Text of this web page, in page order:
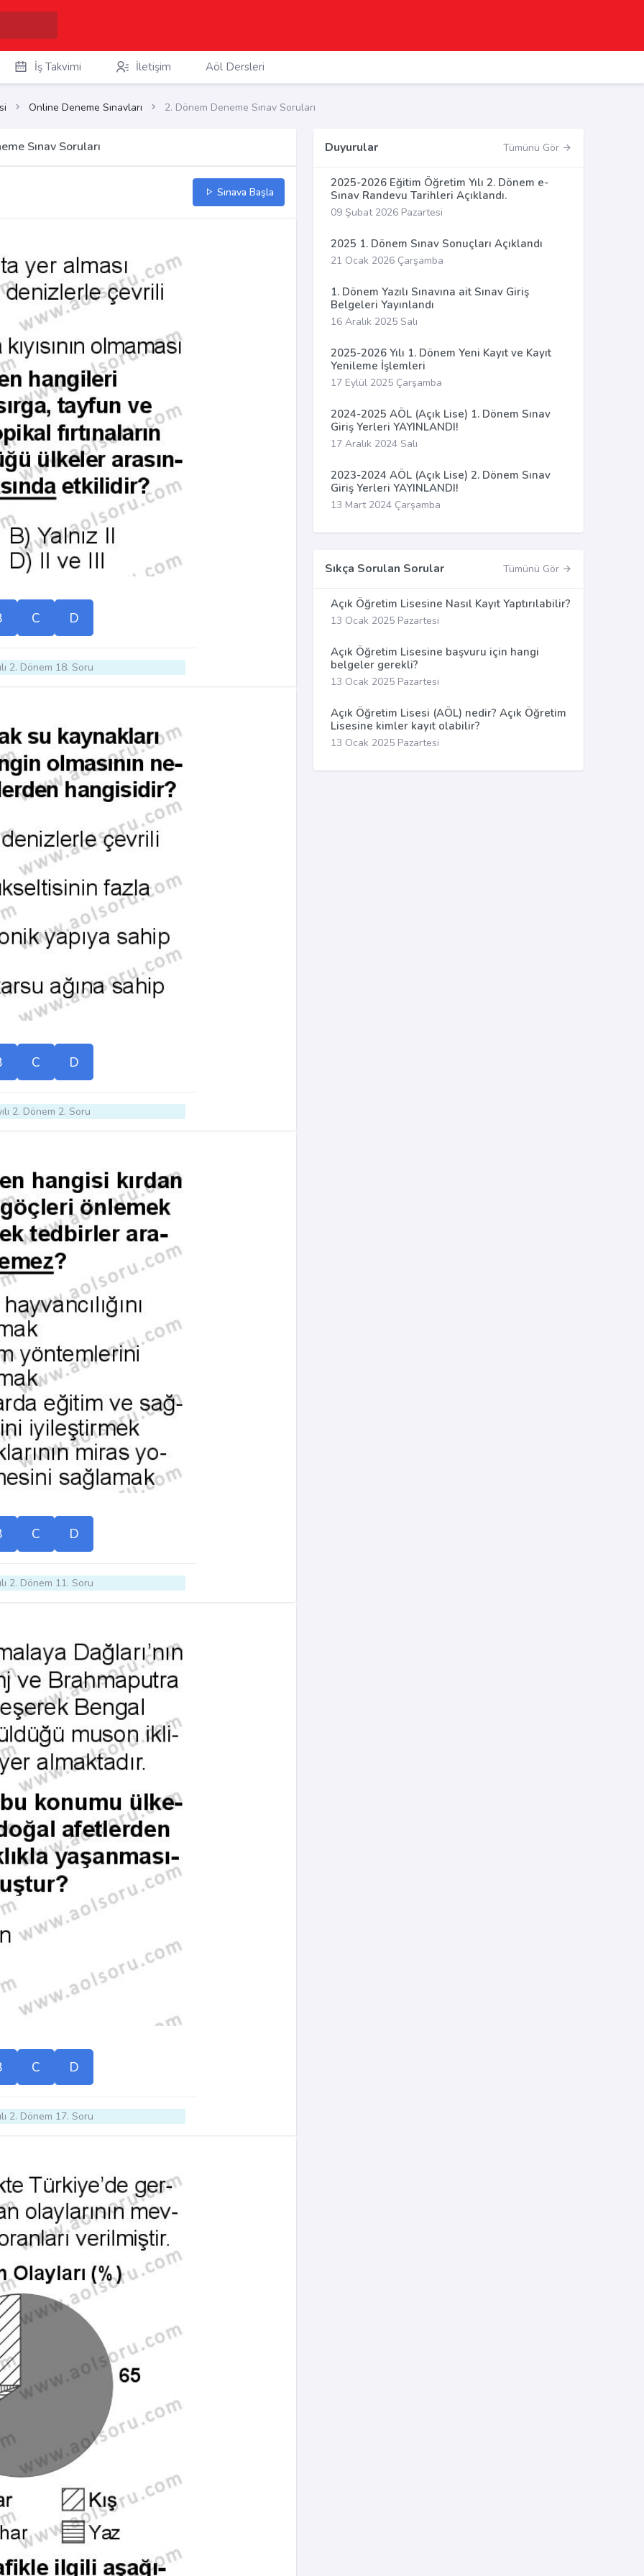
İş Takvimi İletişim Aöl Dersleri
Online Deneme Sınavları 2. Dönem Deneme Sınav Soruları
Sınav Soruları
Sınava Başla
C D
2. Dönem 18. Soru
C D
2. Dönem 2. Soru
C D
2. Dönem 11. Soru
C D
2. Dönem 17. Soru
Duyurular Tümünü Gör
2025-2026 Eğitim Öğretim Yılı 2. Dönem e-
Sınav Randevu Tarihleri Açıklandı.
09 Şubat 2026 Pazartesi
2025 1. Dönem Sınav Sonuçları Açıklandı
21 Ocak 2026 Çarşamba
1. Dönem Yazılı Sınavına ait Sınav Giriş
Belgeleri Yayınlandı
16 Aralık 2025 Salı
2025-2026 Yılı 1. Dönem Yeni Kayıt ve Kayıt
Yenileme İşlemleri
17 Eylül 2025 Çarşamba
2024-2025 AÖL (Açık Lise) 1. Dönem Sınav
Giriş Yerleri YAYINLANDI!
17 Aralık 2024 Salı
2023-2024 AÖL (Açık Lise) 2. Dönem Sınav
Giriş Yerleri YAYINLANDI!
13 Mart 2024 Çarşamba
Sıkça Sorulan Sorular Tümünü Gör
Açık Öğretim Lisesine Nasıl Kayıt Yaptırılabilir?
13 Ocak 2025 Pazartesi
Açık Öğretim Lisesine başvuru için hangi
belgeler gerekli?
13 Ocak 2025 Pazartesi
Açık Öğretim Lisesi (AÖL) nedir? Açık Öğretim
Lisesine kimler kayıt olabilir?
13 Ocak 2025 Pazartesi